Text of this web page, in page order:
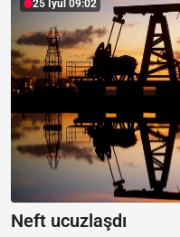
25 İyul 09:02
Neft ucuzlaşdı